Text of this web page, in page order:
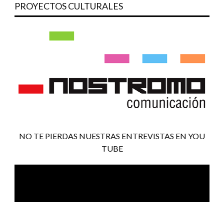
PROYECTOS CULTURALES
NO TE PIERDAS NUESTRAS ENTREVISTAS EN YOU
TUBE